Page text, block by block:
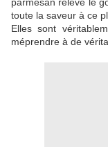
toute la saveur à ce
Elles sont
méprendre à de